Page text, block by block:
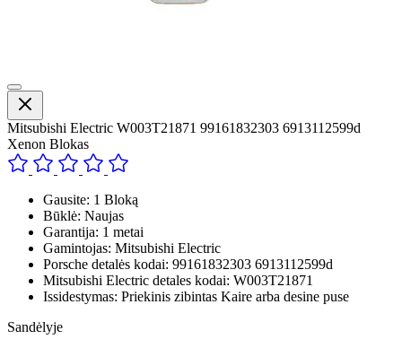
Mitsubishi Electric W003T21871 99161832303 6913112599d
Xenon Blokas
Gausite: 1 Bloką
Būklė: Naujas
Garantija: 1 metai
Gamintojas: Mitsubishi Electric
Porsche detalės kodai: 99161832303 6913112599d
Mitsubishi Electric detales kodai: W003T21871
Issidestymas: Priekinis zibintas Kaire arba desine puse
Sandėlyje